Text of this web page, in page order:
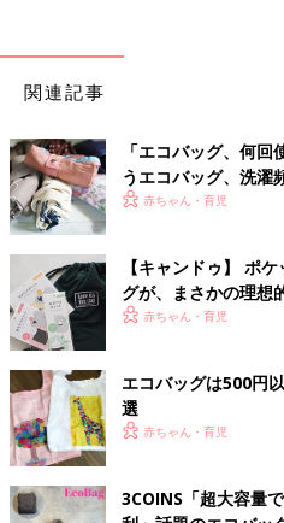
関連記事
「エコバッグ、何
うエコバッグ、洗濯
赤ちゃん・育児
【キャンドゥ】 ポ
グが、まさかの理想
赤ちゃん・育児
エコバッグは500円
選
赤ちゃん・育児
3COINS「超大容量